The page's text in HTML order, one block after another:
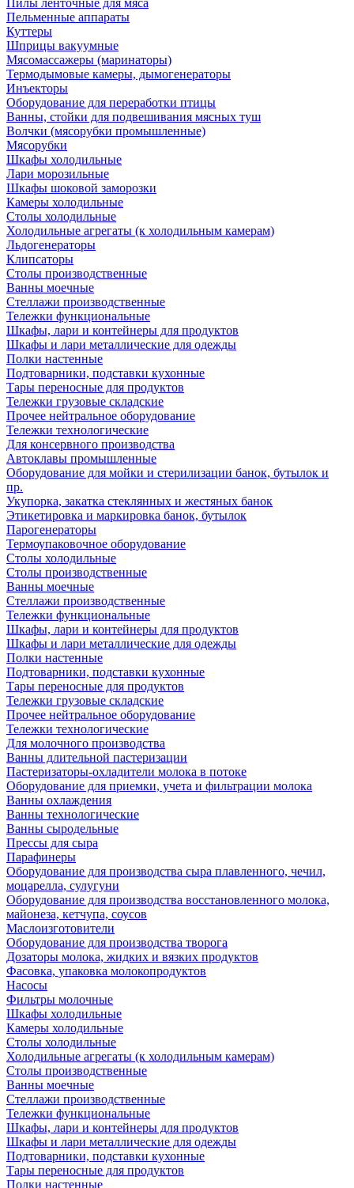
Пилы ленточные для мяса
Пельменные аппараты
Куттеры
Шприцы вакуумные
Мясомассажеры (маринаторы)
Термодымовые камеры, дымогенераторы
Инъекторы
Оборудование для переработки птицы
Ванны, стойки для подвешивания мясных туш
Волчки (мясорубки промышленные)
Мясорубки
Шкафы холодильные
Лари морозильные
Шкафы шоковой заморозки
Камеры холодильные
Столы холодильные
Холодильные агрегаты (к холодильным камерам)
Льдогенераторы
Клипсаторы
Столы производственные
Ванны моечные
Стеллажи производственные
Тележки функциональные
Шкафы, лари и контейнеры для продуктов
Шкафы и лари металлические для одежды
Полки настенные
Подтоварники, подставки кухонные
Тары переносные для продуктов
Тележки грузовые складские
Прочее нейтральное оборудование
Тележки технологические
Для консервного производства
Автоклавы промышленные
Оборудование для мойки и стерилизации банок, бутылок и
пр.
Укупорка, закатка стеклянных и жестяных банок
Этикетировка и маркировка банок, бутылок
Парогенераторы
Термоупаковочное оборудование
Столы холодильные
Столы производственные
Ванны моечные
Стеллажи производственные
Тележки функциональные
Шкафы, лари и контейнеры для продуктов
Шкафы и лари металлические для одежды
Полки настенные
Подтоварники, подставки кухонные
Тары переносные для продуктов
Тележки грузовые складские
Прочее нейтральное оборудование
Тележки технологические
Для молочного производства
Ванны длительной пастеризации
Пастеризаторы-охладители молока в потоке
Оборудование для приемки, учета и фильтрации молока
Ванны охлаждения
Ванны технологические
Ванны сыродельные
Прессы для сыра
Парафинеры
Оборудование для производства сыра плавленного, чечил,
моцарелла, сулугуни
Оборудование для производства восстановленного молока,
майонеза, кетчупа, соусов
Маслоизготовители
Оборудование для производства творога
Дозаторы молока, жидких и вязких продуктов
Фасовка, упаковка молокопродуктов
Насосы
Фильтры молочные
Шкафы холодильные
Камеры холодильные
Столы холодильные
Холодильные агрегаты (к холодильным камерам)
Столы производственные
Ванны моечные
Стеллажи производственные
Тележки функциональные
Шкафы, лари и контейнеры для продуктов
Шкафы и лари металлические для одежды
Подтоварники, подставки кухонные
Тары переносные для продуктов
Полки настенные